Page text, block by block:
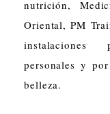
nutrición,
Oriental, PM
instalaciones
personales y
belleza.